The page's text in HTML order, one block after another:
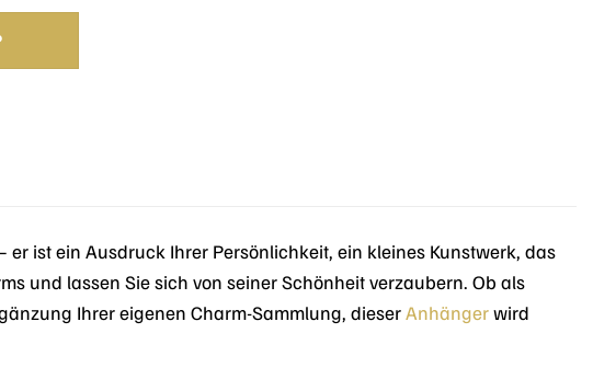
ist ein Ausdruck Ihrer Persönlichkeit, ein kleines Kunstwerk, das
und lassen Sie sich von seiner Schönheit verzaubern. Ob als
Ihrer eigenen Charm-Sammlung, dieserAnhängerwird